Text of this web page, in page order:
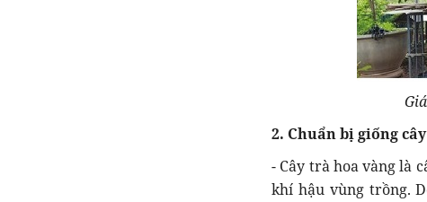
2. Chuẩn bị giống
- Cây trà hoa vàng là
khí hậu vùng trồng.